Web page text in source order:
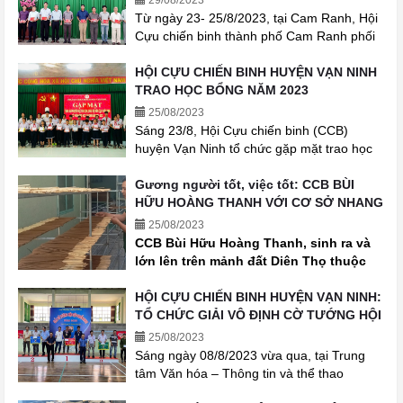
BỘ HỘI CƠ SỞ NĂM 2023
Từ ngày 23- 25/8/2023, tại Cam Ranh, Hội
Cựu chiến binh thành phố Cam Ranh phối
chức lớp tập huấn cán bộ Hội - năm 2023.
Tham dự có 104 đồng chí là chủ tịch, phó
chủ tịch, chi hội trưởng của các Hội CCB cơ
sở trên địa bàn toàn thành phố.
HỘI CỰU CHIẾN BINH HUYỆN VẠN NINH
TRAO HỌC BỔNG NĂM 2023
25/08/2023
Sáng 23/8, Hội Cựu chiến binh (CCB)
huyện Vạn Ninh tổ chức gặp mặt trao học
viên CCB trên địa bàn huyện có thành tích
học tập giỏi niên học 2022 – 2023. Đồng
chí Lê Hồng Ngôn, Uỷ viên BCH Hội CCB
tỉnh Khánh Hòa, Chủ tịch Hội CCB huyện
đến dự, phát biểu động viên các cháu
Gương người tốt, việc tốt: CCB BÙI
HỮU HOÀNG THANH VỚI CƠ SỞ NHANG
SẠCH “MỘC TÂM THANH” TẠI DIÊN
THỌ, DIÊN KHÁNH.
25/08/2023
CCB Bùi Hữu Hoàng Thanh, sinh ra và
lớn lên trên mảnh đất Diên Thọ thuộc
tỉnh Khánh Hòa. Hiện đồng chí (đ/c)
Thanh là đảng viên, Phó Chủ tịch Hội
CCB xã Diên Thọ; ngoài công việc tham
gia công tác Hội, đ/c Thanh còn là chủ
cơ sở sản xuất nhang sạch “Mộc Tâm
HỘI CỰU CHIẾN BINH HUYỆN VẠN NINH:
TỔ CHỨC GIẢI VÔ ĐỊNH CỜ TƯỚNG HỘI
CỰU CHIẾN BINH HUYỆN NĂM 2023
25/08/2023
Sáng ngày 08/8/2023 vừa qua, tại Trung
tâm Văn hóa – Thông tin và thể thao